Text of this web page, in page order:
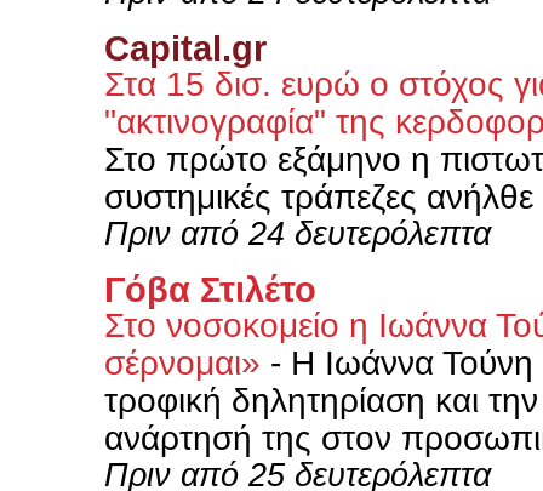
Capital.gr
Στα 15 δισ. ευρώ ο στόχος
"ακτινογραφία" της
Στο πρώτο εξάμηνο η
συστημικές τράπεζες
Πριν από 24 δευτερόλεπτα
Γόβα Στιλέτο
Στο νοσοκομείο η Ιωάννα
σέρνομαι» - Η Ιωάννα Τούνη
τροφική δηλητηρίαση και
ανάρτησή της στον
Πριν από 25 δευτερόλεπτα